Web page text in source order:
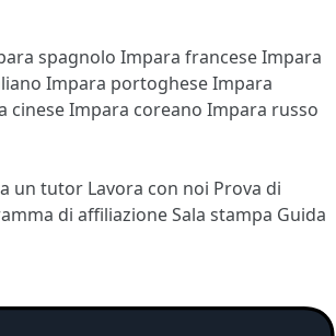
spagnolo Impara franceseImpara
Impara portogheseImpara
cineseImpara coreano Impara russo
un tutor Lavora con noi Prova di
di affiliazioneSala stampa Guida